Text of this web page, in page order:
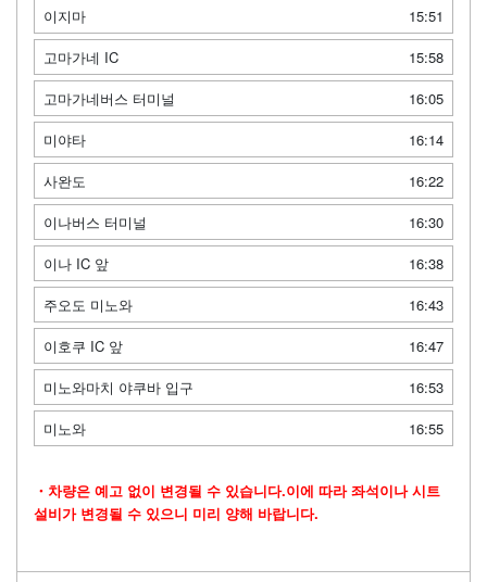
이지마
15:51
고마가네 IC
15:58
고마가네버스 터미널
16:05
미야타
16:14
사완도
16:22
이나버스 터미널
16:30
이나 IC 앞
16:38
주오도 미노와
16:43
이호쿠 IC 앞
16:47
미노와마치 야쿠바 입구
16:53
미노와
16:55
・차량은 예고 없이 변경될 수 있습니다.이에 따라 좌석이나 시트
설비가 변경될 수 있으니 미리 양해 바랍니다.